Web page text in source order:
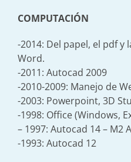
COMPUTACIÓN
-2014: Del papel, el pdf y
Word.
-2011: Autocad 2009
-2010-2009: Manejo de
-2003: Powerpoint, 3D
-1998: Office (Windows,
– 1997: Autocad 14 – M2
-1993: Autocad 12